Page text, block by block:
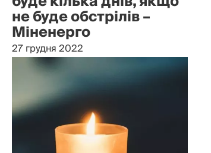
не буде обстрілів –
Міненерго
27 грудня 2022